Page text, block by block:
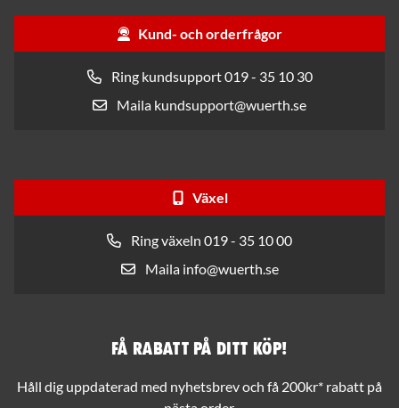
Kund- och orderfrågor
Ring kundsupport 019 - 35 10 30
Maila kundsupport@wuerth.se
Växel
Ring växeln 019 - 35 10 00
Maila info@wuerth.se
Få rabatt på ditt köp!
Håll dig uppdaterad med nyhetsbrev och få 200kr* rabatt på